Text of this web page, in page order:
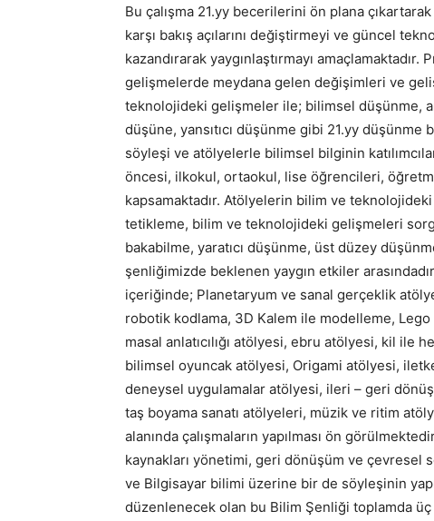
Bu çalışma 21.yy becerilerini ön plana
karşı bakış açılarını değiştirmeyi ve güncel
kazandırarak yaygınlaştırmayı
gelişmelerde meydana gelen değişimleri ve
teknolojideki gelişmeler ile; bilimsel düşünme,
düşüne, yansıtıcı düşünme gibi 21.yy
söyleşi ve atölyelerle bilimsel bilginin
öncesi, ilkokul, ortaokul, lise öğrencileri,
kapsamaktadır. Atölyelerin bilim ve
tetikleme, bilim ve teknolojideki gelişmeleri
bakabilme, yaratıcı düşünme, üst düzey
şenliğimizde beklenen yaygın etkiler
içeriğinde; Planetaryum ve sanal gerçeklik
robotik kodlama, 3D Kalem ile modelleme,
masal anlatıcılığı atölyesi, ebru atölyesi, kil ile
bilimsel oyuncak atölyesi, Origami atölyesi,
deneysel uygulamalar atölyesi, ileri – geri
taş boyama sanatı atölyeleri, müzik ve ritim
alanında çalışmaların yapılması ön
kaynakları yönetimi, geri dönüşüm ve çevresel
ve Bilgisayar bilimi üzerine bir de söyleşinin
düzenlenecek olan bu Bilim Şenliği toplamda